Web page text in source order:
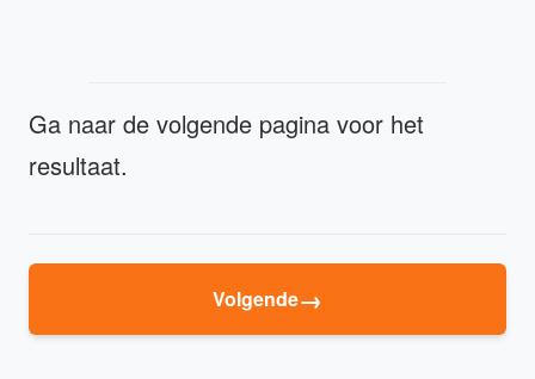
Ga naar de volgende pagina voor het
resultaat.
Volgende→